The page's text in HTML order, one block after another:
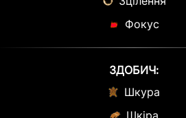
Фокус
ЗДОБИЧ:
Шкура
Шкіра